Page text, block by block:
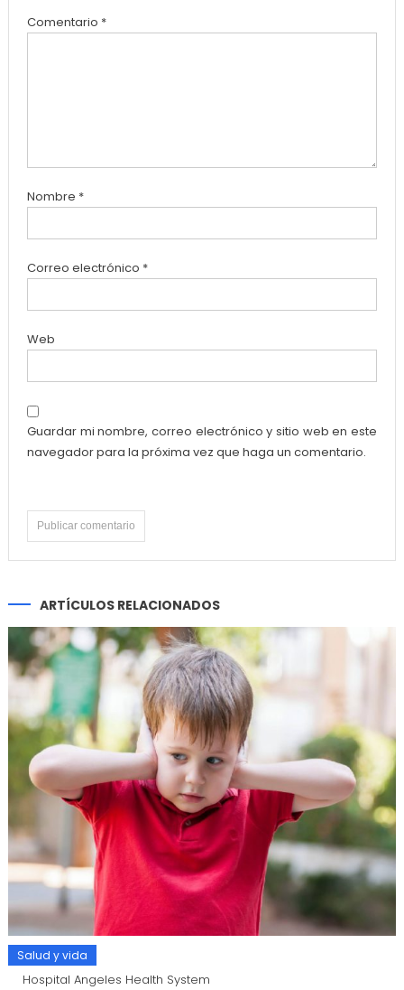
Comentario *
Nombre *
Correo electrónico *
Web
Guardar mi nombre, correo electrónico y sitio web en este
navegador para la próxima vez que haga un comentario.
ARTÍCULOS RELACIONADOS
Salud y vida
Hospital Angeles Health System